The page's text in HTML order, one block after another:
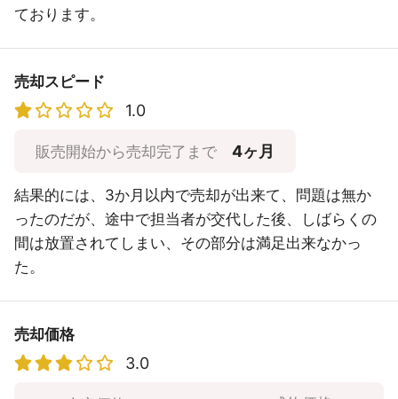
ております。
売却スピード
1.0
販売開始から売却完了まで 4ヶ月
結果的には、3か月以内で売却が出来て、問題は無か
ったのだが、途中で担当者が交代した後、しばらくの
間は放置されてしまい、その部分は満足出来なかっ
た。
売却価格
3.0